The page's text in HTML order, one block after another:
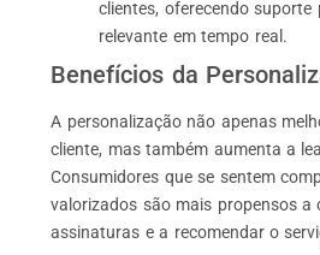
clientes, oferecendo suporte
relevante em tempo real.
Benefícios da
A personalização não apenas
cliente, mas também aumenta a
Consumidores que se sentem
valorizados são mais propensos a
assinaturas e a recomendar o